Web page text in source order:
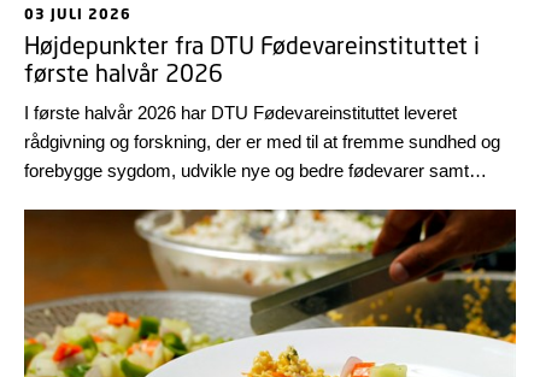
03 JULI 2026
Højdepunkter fra DTU Fødevareinstituttet i
første halvår 2026
I første halvår 2026 har DTU Fødevareinstituttet leveret
rådgivning og forskning, der er med til at fremme sundhed og
forebygge sygdom, udvikle nye og bedre fødevarer samt
verdensklasse. Med et tilbagekig på nogle højdepunkter fra de
første seks måneder ønskes alle en rigtig god sommer!